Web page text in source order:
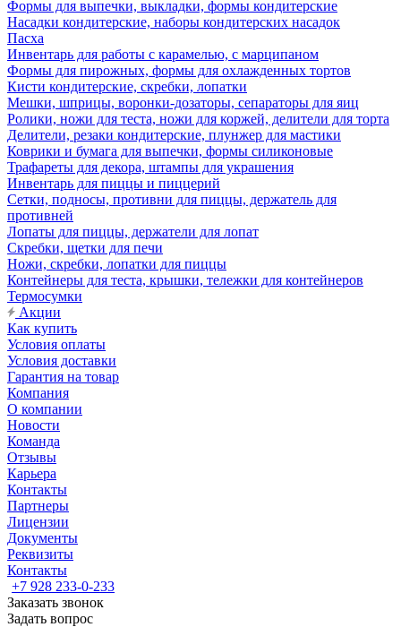
Формы для выпечки, выкладки, формы кондитерские
Насадки кондитерские, наборы кондитерских насадок
Пасха
Инвентарь для работы с карамелью, с марципаном
Формы для пирожных, формы для охлажденных тортов
Кисти кондитерские, скребки, лопатки
Мешки, шприцы, воронки-дозаторы, сепараторы для яиц
Ролики, ножи для теста, ножи для коржей, делители для торта
Делители, резаки кондитерские, плунжер для мастики
Коврики и бумага для выпечки, формы силиконовые
Трафареты для декора, штампы для украшения
Инвентарь для пиццы и пиццерий
Сетки, подносы, противни для пиццы, держатель для
противней
Лопаты для пиццы, держатели для лопат
Скребки, щетки для печи
Ножи, скребки, лопатки для пиццы
Контейнеры для теста, крышки, тележки для контейнеров
Термосумки
Акции
Как купить
Условия оплаты
Условия доставки
Гарантия на товар
Компания
О компании
Новости
Команда
Отзывы
Карьера
Контакты
Партнеры
Лицензии
Документы
Реквизиты
Контакты
+7 928 233-0-233
Заказать звонок
Задать вопрос